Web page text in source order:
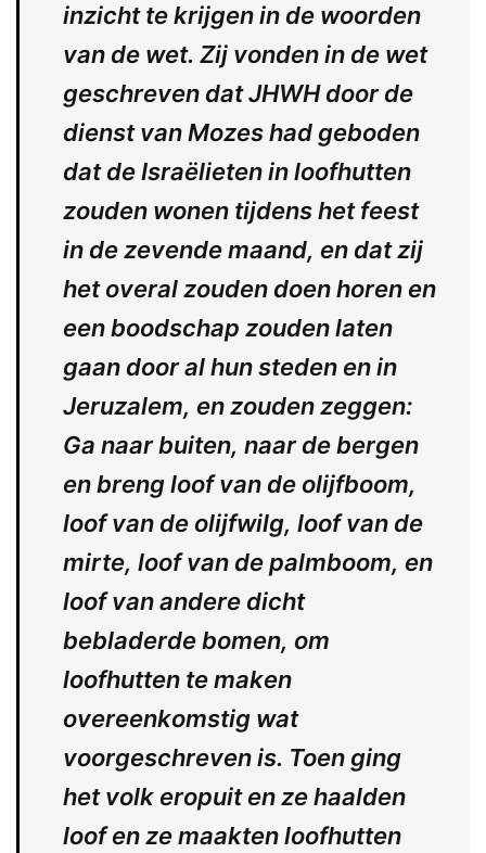
inzicht te krijgen in de woorden
van de wet. Zij vonden in de wet
geschreven dat JHWH door de
dienst van Mozes had geboden
dat de Israëlieten in loofhutten
zouden wonen tijdens het feest
in de zevende maand, en dat zij
het overal zouden doen horen en
een boodschap zouden laten
gaan door al hun steden en in
Jeruzalem, en zouden zeggen:
Ga naar buiten, naar de bergen
en breng loof van de olijfboom,
loof van de olijfwilg, loof van de
mirte, loof van de palmboom, en
loof van andere dicht
bebladerde bomen, om
loofhutten te maken
overeenkomstig wat
voorgeschreven is. Toen ging
het volk eropuit en ze haalden
loof en ze maakten loofhutten